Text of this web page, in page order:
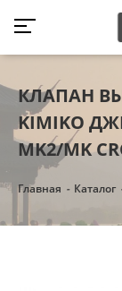
КЛАПАН
KIMIKO
MK2/MK
Главная Каталог